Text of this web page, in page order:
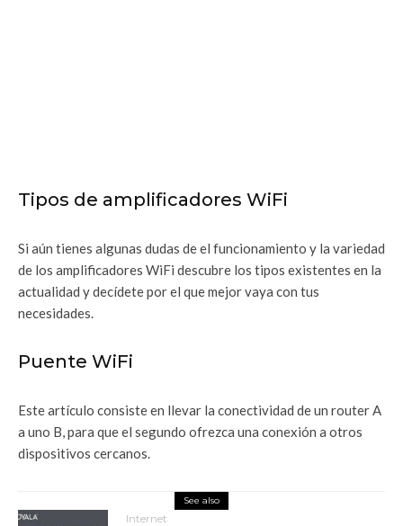
Tipos de amplificadores WiFi
Si aún tienes algunas dudas de el funcionamiento y la variedad
de los amplificadores WiFi descubre los tipos existentes en la
actualidad y decídete por el que mejor vaya con tus
necesidades.
Puente WiFi
Este artículo consiste en llevar la conectividad de un router A
a uno B, para que el segundo ofrezca una conexión a otros
dispositivos cercanos.
See also
Internet